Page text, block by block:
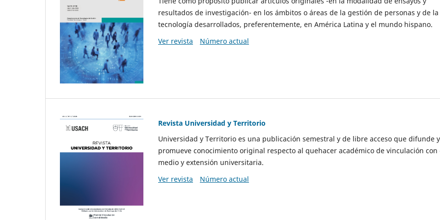
resultados de investigación- en los ámbitos o áreas de la gestión de personas y de la
tecnología desarrollados, preferentemente, en América Latina y el mundo hispano.
Ver revista
Número actual
Revista Universidad y Territorio
Universidad y Territorio es una publicación semestral y de libre acceso que difunde y
promueve conocimiento original respecto al quehacer académico de vinculación con
medio y extensión universitaria.
Ver revista
Número actual